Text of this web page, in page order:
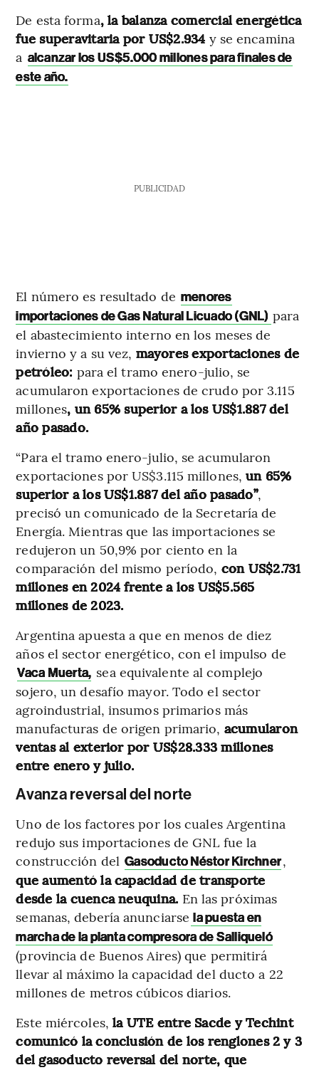
De esta forma, la balanza comercial energética
fue superavitaria por US$2.934 y se encamina
a alcanzar los US$5.000 millones para finales de
este año.
PUBLICIDAD
El número es resultado de menores
importaciones de Gas Natural Licuado (GNL) para
el abastecimiento interno en los meses de
invierno y a su vez, mayores exportaciones de
petróleo: para el tramo enero-julio, se
acumularon exportaciones de crudo por 3.115
millones, un 65% superior a los US$1.887 del
año pasado.
“Para el tramo enero-julio, se acumularon
exportaciones por US$3.115 millones,un 65%
superior a los US$1.887 del año pasado”,
precisó un comunicado de la Secretaría de
Energía. Mientras que las importaciones se
redujeron un 50,9% por ciento en la
comparación del mismo período, con US$2.731
millones en 2024 frente a los US$5.565
millones de 2023.
Argentina apuesta a que en menos de diez
años el sector energético, con el impulso de
Vaca Muerta, sea equivalente al complejo
sojero, un desafío mayor. Todo el sector
agroindustrial, insumos primarios más
manufacturas de origen primario, acumularon
ventas al exterior por US$28.333 millones
entre enero y julio.
Avanza reversal del norte
Uno de los factores por los cuales Argentina
redujo sus importaciones de GNL fue la
construcción del Gasoducto Néstor Kirchner,
que aumentó la capacidad de transporte
desde la cuenca neuquina. En las próximas
semanas, debería anunciarse la puesta en
marcha de la planta compresora de Salliqueló
(provincia de Buenos Aires) que permitirá
llevar al máximo la capacidad del ducto a 22
millones de metros cúbicos diarios.
Este miércoles, la UTE entre Sacde y Techint
comunicó la conclusión de los renglones 2 y 3
del gasoducto reversal del norte, que